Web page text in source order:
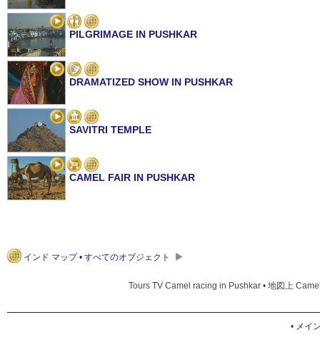
PILGRIMAGE IN PUSHKAR
DRAMATIZED SHOW IN PUSHKAR
SAVITRI TEMPLE
CAMEL FAIR IN PUSHKAR
インド マップ • すべてのオブジェクト
Tours TV Camel racing in Pushkar • 地図上
• メイ